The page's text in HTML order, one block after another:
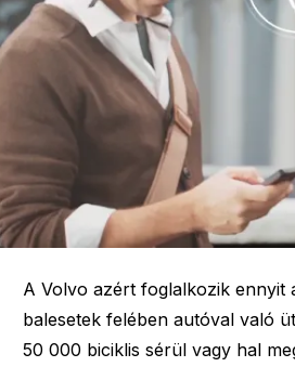
A Volvo azért foglalkozik ennyit
balesetek felében autóval való
50 000 biciklis sérül vagy hal